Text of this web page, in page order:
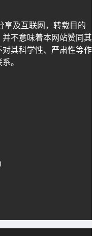
享及互联网，转载目的
不意味着本网站赞同其
其科学性、严肃性等作
。